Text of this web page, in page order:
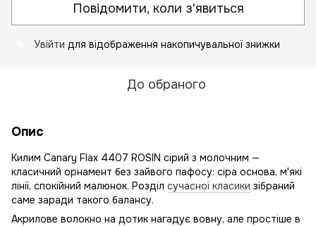
Повідомити, коли з'явиться
Увійти для відображення накопичувальної знижки
До обраного
Опис
Килим Canary Flax 4407 ROSIN сірий з молочним —
класичний орнамент без зайвого пафосу: сіра основа, м'які
лінії, спокійний малюнок. Розділ сучасної класики зібраний
саме заради такого балансу.
Акрилове волокно на дотик нагадує вовну, але простіше в